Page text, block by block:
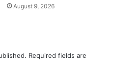
August 9, 2026
Required fields are